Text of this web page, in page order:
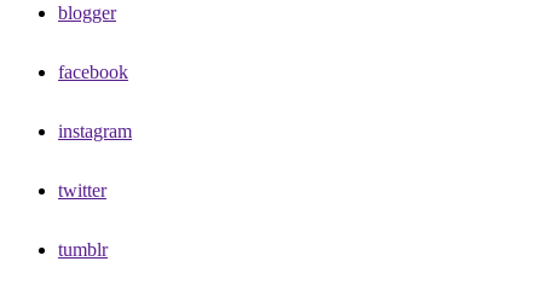
blogger
facebook
instagram
twitter
tumblr